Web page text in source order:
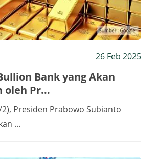
26 Feb 2025
Bank yang Akan
oleh Pr...
2), Presiden Prabowo Subianto
...